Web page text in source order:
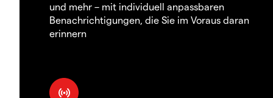
und mehr – mit individuell anpassbaren
Benachrichtigungen, die Sie im Voraus daran
erinnern